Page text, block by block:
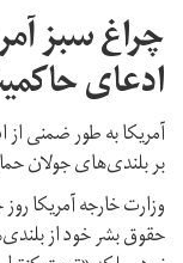
چراغ سبز
ادعای
آمریکا به طور ضمنی
بر بلندی‌های جولان
حقوق بشر خود از